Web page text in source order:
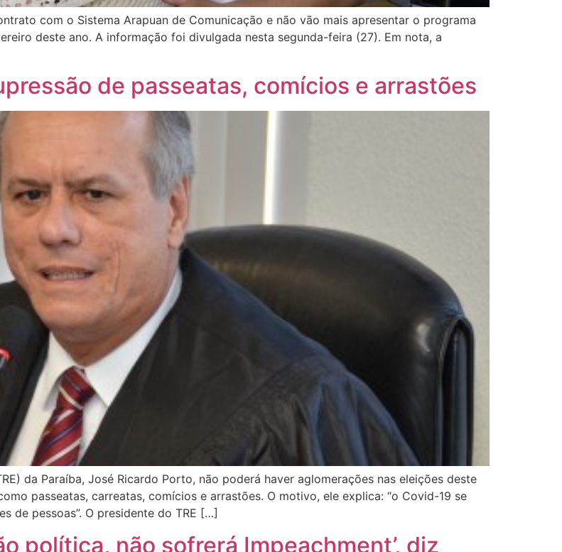
com o Sistema Arapuan de Comunicação e não vão mais apresentar o programa
deste ano. A informação foi divulgada nesta segunda-feira (27). Em nota, a
de passeatas, comícios e arrastões
da Paraíba, José Ricardo Porto, não poderá haver aglomerações nas eleições deste
passeatas, carreatas, comícios e arrastões. O motivo, ele explica: “o Covid-19 se
de pessoas”. O presidente do TRE […]
política, não sofrerá Impeachment’, diz